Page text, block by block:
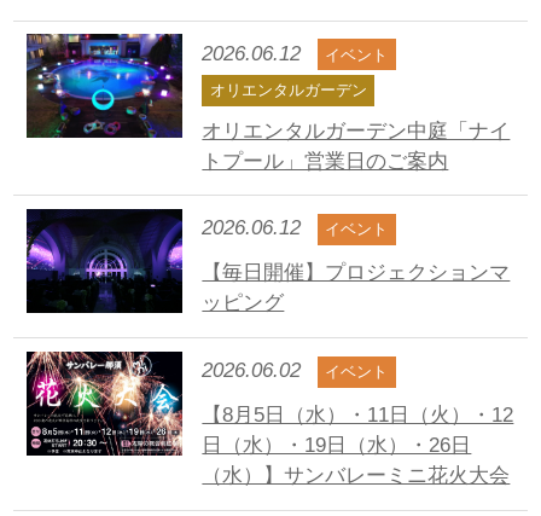
2026.06.12
イベント
オリエンタルガーデン
オリエンタルガーデン中庭「ナイ
トプール」営業日のご案内
2026.06.12 イベント
【毎日開催】プロジェクションマ
ッピング
2026.06.02 イベント
【8月5日（水）・11日（火）・12
日（水）・19日（水）・26日
（水）】サンバレーミニ花火大会